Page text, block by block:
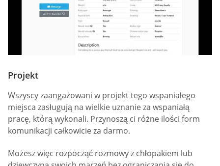
Projekt
Wszyscy zaangażowani w projekt tego wspaniałego
miejsca zasługują na wielkie uznanie za wspaniałą
pracę, którą wykonali. Przynoszą ci różne ilości form
komunikacji całkowicie za darmo.
Możesz więc rozpocząć rozmowy z chłopakiem lub